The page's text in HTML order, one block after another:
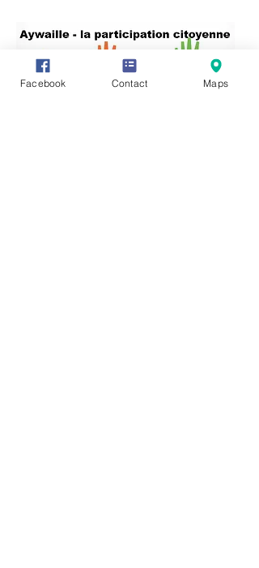
Facebook Contact Maps